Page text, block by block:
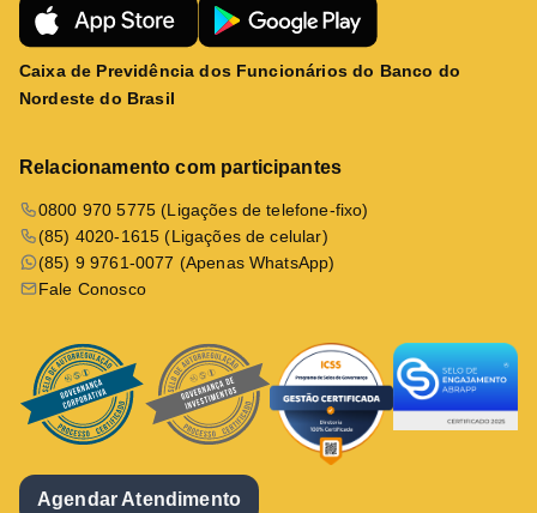
Caixa de Previdência dos Funcionários do Banco do
Nordeste do Brasil
Relacionamento com participantes
0800 970 5775 (Ligações de telefone-fixo)
(85) 4020-1615 (Ligações de celular)
(85) 9 9761-0077 (Apenas WhatsApp)
Fale Conosco
Agendar Atendimento